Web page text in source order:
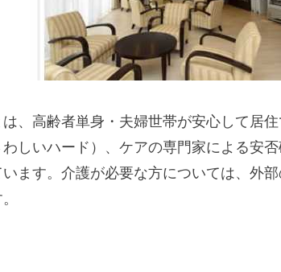
、高齢者単身・夫婦世帯が安心して居
しいハード）、ケアの専門家による安
ます。介護が必要な方については、外